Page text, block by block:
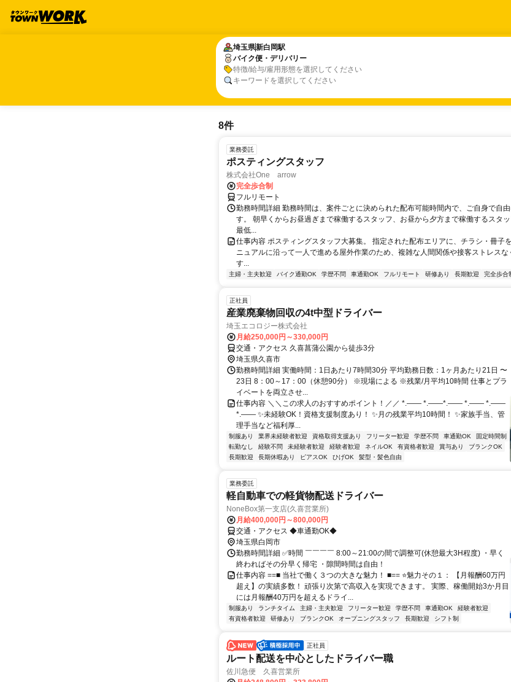
埼玉県新白岡駅
バイク便・デリバリー
特徴/給与/雇用形態を選択してください
キーワードを選択してください
埼玉県新白岡駅
バイク便・デリバリー
8件
業務委託
ポスティングスタッフ
株式会社One arrow
完全歩合制
フルリモート
勤務時間詳細 勤務時間は、案件ごとに決められた配布可能時間内で、ご自身で自
す。 朝早くからお昼過ぎまで稼働するスタッフ、お昼から夕方まで稼働するスタッ
最低...
仕事内容 ポスティングスタッフ大募集。 指定された配布エリアに、チラシ・冊子
ニュアルに沿って一人で進める屋外作業のため、複雑な人間関係や接客ストレスな
す...
主婦・主夫歓迎 バイク通勤OK 学歴不問 車通勤OK フルリモート 研修あり 長期歓迎 完全歩合
正社員
産業廃棄物回収の4t中型ドライバー
埼玉エコロジー株式会社
月給250,000円～330,000円
交通・アクセス 久喜菖蒲公園から徒歩3分
埼玉県久喜市
勤務時間詳細 実働時間：1日あたり7時間30分 平均勤務日数：1ヶ月あたり21日 〜
23日 8：00～17：00（休憩90分） ※現場による ※残業/月平均10時間 仕事とプラ
イベートを両立させ...
仕事内容 ＼＼この求人のおすすめポイント！／／ *.―― *.――*.―― *.―― *.――
*.―― ✨未経験OK！資格支援制度あり！ ✨月の残業平均10時間！ ✨家族手当、管
理手当など福利厚...
制服あり 業界未経験者歓迎 資格取得支援あり フリーター歓迎 学歴不問 車通勤OK
固定時間制
転勤なし
経験不問 未経験者歓迎 経験者歓迎 ネイルOK 有資格者歓迎 賞与あり
ブランクOK
長期歓迎
長期休暇あり ピアスOK ひげOK 髪型・髪色自由
業務委託
軽自動車での軽貨物配送ドライバー
NoneBox第一支店(久喜営業所)
月給400,000円～800,000円
交通・アクセス ◆車通勤OK◆
埼玉県白岡市
勤務時間詳細 ✅時間 ￣￣￣￣ 8:00～21:00の間で調整可(休憩最大3H程度) ・早く
終わればその分早く帰宅 ・隙間時間は自由！
仕事内容 ==■ 当社で働く３つの大きな魅力！ ■== ⭐魅力その１： 【月報酬60万円
超え】の実績多数！ 頑張り次第で高収入を実現できます。 実際、稼働開始3か月目
には月報酬40万円を超えるドライ...
制服あり ランチタイム 主婦・主夫歓迎 フリーター歓迎 学歴不問 車通勤OK
経験者歓迎
有資格者歓迎
研修あり ブランクOK オープニングスタッフ 長期歓迎 シフト制
正社員
ルート配送を中心としたドライバー職
佐川急便 久喜営業所